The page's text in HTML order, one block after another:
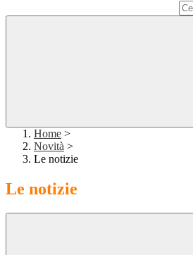
Home >
Novità >
Le notizie
Le notizie